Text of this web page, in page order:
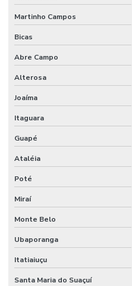
Martinho Campos
Bicas
Abre Campo
Alterosa
Joaíma
Itaguara
Guapé
Ataléia
Poté
Miraí
Monte Belo
Ubaporanga
Itatiaiuçu
Santa Maria do Suaçuí